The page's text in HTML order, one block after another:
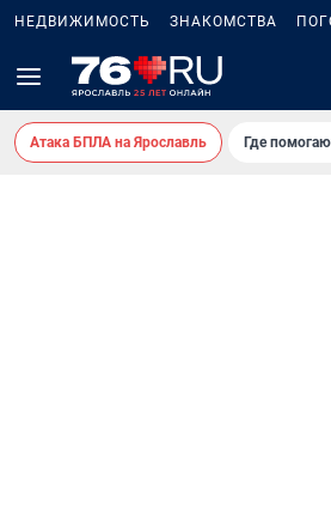
НЕДВИЖИМОСТЬ ЗНАКОМСТВА
Атака БПЛА на Ярославль Где